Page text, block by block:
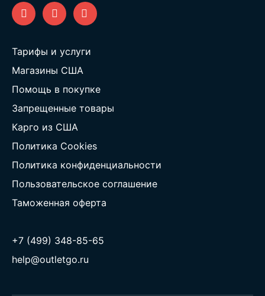
Тарифы и услуги
Магазины США
Помощь в покупке
Запрещенные товары
Карго из США
Политика Cookies
Политика конфиденциальности
Пользовательское соглашение
Таможенная оферта
+7 (499) 348-85-65
help@outletgo.ru